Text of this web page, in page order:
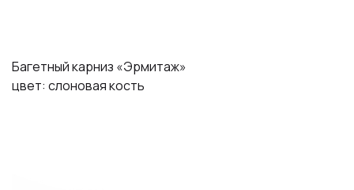
Багетный карниз «Эрмитаж»
цвет: слоновая кость